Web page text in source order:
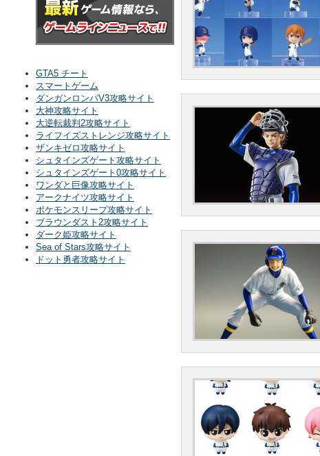
GTA5 チート
スマートゲーム
ダンガンロンパV3攻略サイト
大神攻略サイト
大逆転裁判2攻略サイト
ライフイズストレンジ攻略サイト
ザンキゼロ攻略サイト
シュタインズゲート攻略サイト
シュタインズゲート0攻略サイト
ワンダと巨像攻略サイト
アークナイツ攻略サイト
ポケモンスリープ攻略サイト
ブラウンダスト2攻略サイト
ダーク姫攻略サイト
Sea of Stars攻略サイト
ドット勇者攻略サイト